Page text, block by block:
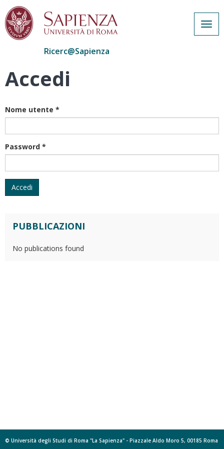
Salta
Ricerc@Sapienza
Accedi
Nome utente *
Password *
Accedi
PUBBLICAZIONI
No publications found
© Università degli Studi di Roma "La Sapienza" - Piazzale Aldo Moro 5, 00185 Roma